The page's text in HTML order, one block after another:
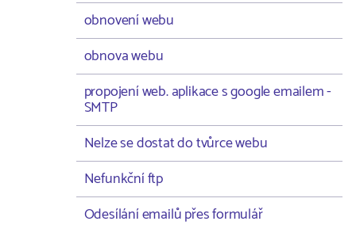
obnovení webu
obnova webu
propojení web. aplikace s google emailem -
SMTP
Nelze se dostat do tvůrce webu
Nefunkční ftp
Odesílání emailů přes formulář